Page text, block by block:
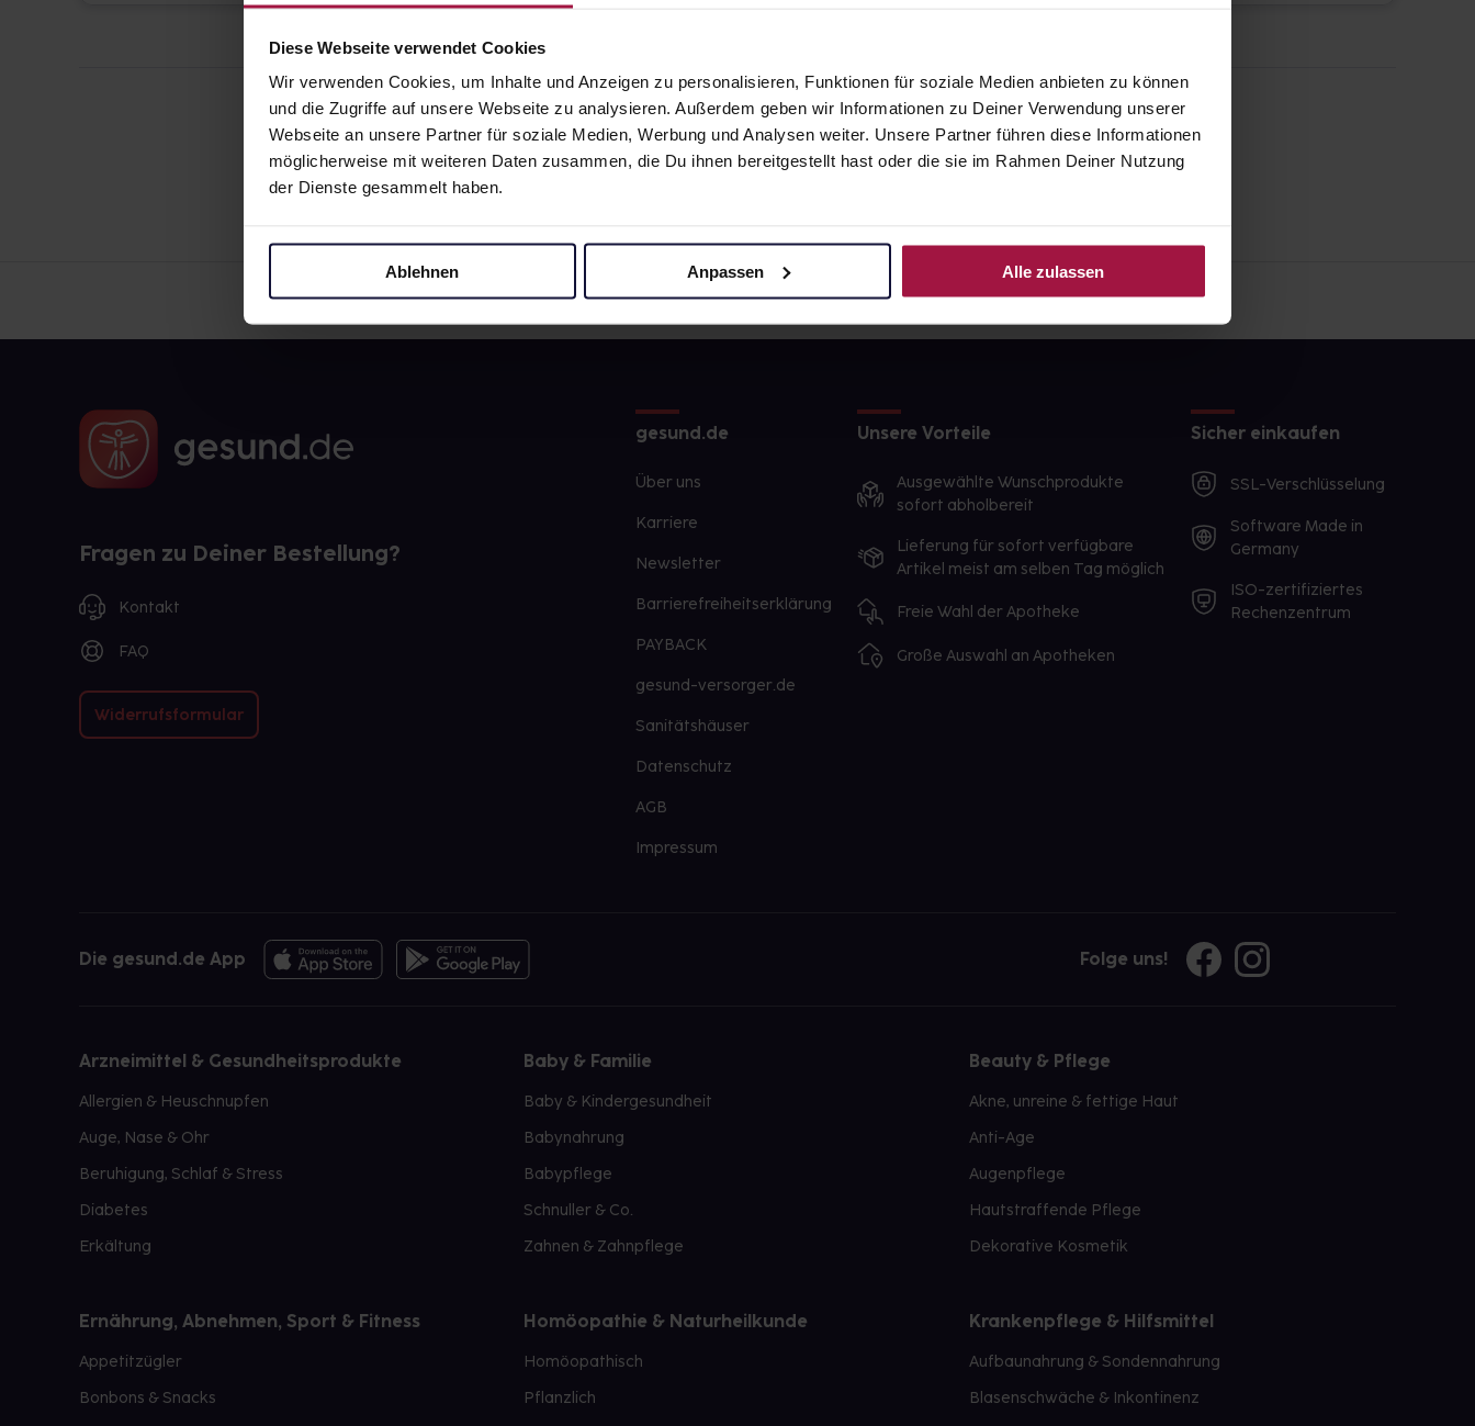
Diese Webseite verwendet Cookies
Wir verwenden Cookies, um Inhalte und Anzeigen zu personalisieren, Funktionen für soziale Medien anbieten zu können
und die Zugriffe auf unsere Webseite zu analysieren. Außerdem geben wir Informationen zu Deiner Verwendung unserer
Webseite an unsere Partner für soziale Medien, Werbung und Analysen weiter. Unsere Partner führen diese Informationen
möglicherweise mit weiteren Daten zusammen, die Du ihnen bereitgestellt hast oder die sie im Rahmen Deiner Nutzung
der Dienste gesammelt haben.
Ablehnen Anpassen Alle zulassen
Fragen zu Deiner Bestellung?
Kontakt
FAQ
Widerrufsformular
gesund.de
Über uns
Karriere
Newsletter
Barrierefreiheitserklärung
PAYBACK
gesund-versorger.de
Sanitätshäuser
Datenschutz
AGB
Impressum
Unsere Vorteile
Ausgewählte Wunschprodukte
sofort abholbereit
Lieferung für sofort verfügbare
Artikel meist am selben Tag möglich
Freie Wahl der Apotheke
Große Auswahl an Apotheken
Sicher einkaufen
SSL-Verschlüsselung
Software Made in
Germany
ISO-zertifiziertes
Rechenzentrum
Die gesund.de App Folge uns!
Arzneimittel & Gesundheitsprodukte
Allergien & Heuschnupfen
Auge, Nase & Ohr
Beruhigung, Schlaf & Stress
Diabetes
Erkältung
Baby & Familie
Baby & Kindergesundheit
Babynahrung
Babypflege
Schnuller & Co.
Zahnen & Zahnpflege
Beauty & Pflege
Akne, unreine & fettige Haut
Anti-Age
Augenpflege
Hautstraffende Pflege
Dekorative Kosmetik
Ernährung, Abnehmen, Sport & Fitness
Appetitzügler
Bonbons & Snacks
Homöopathie & Naturheilkunde
Homöopathisch
Pflanzlich
Krankenpflege & Hilfsmittel
Aufbaunahrung & Sondennahrung
Blasenschwäche & Inkontinenz